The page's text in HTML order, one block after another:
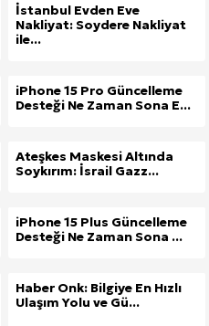
İstanbul Evden Eve
Nakliyat: Soydere Nakliyat
ile...
iPhone 15 Pro Güncelleme
Desteği Ne Zaman Sona E...
Ateşkes Maskesi Altında
Soykırım: İsrail Gazz...
iPhone 15 Plus Güncelleme
Desteği Ne Zaman Sona ...
Haber Onk: Bilgiye En Hızlı
Ulaşım Yolu ve Gü...